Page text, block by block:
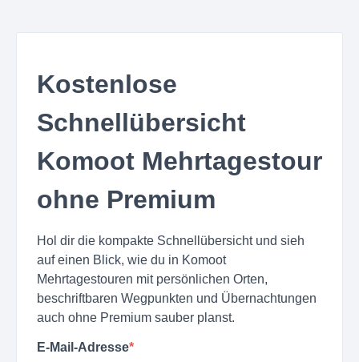
Kostenlose
Schnellübersicht
Komoot Mehrtagestour
ohne Premium
Hol dir die kompakte Schnellübersicht und sieh
auf einen Blick, wie du in Komoot
Mehrtagestouren mit persönlichen Orten,
beschriftbaren Wegpunkten und Übernachtungen
auch ohne Premium sauber planst.
E-Mail-Adresse